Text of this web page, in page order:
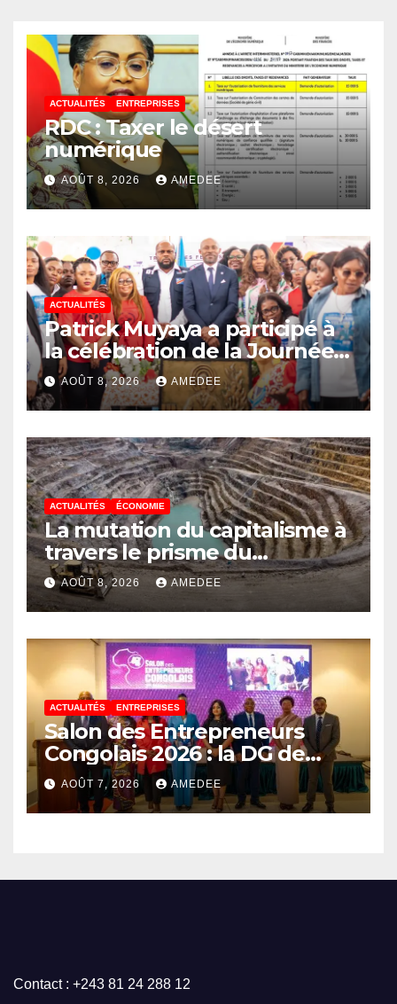
ACTUALITÉS ENTREPRISES
RDC : Taxer le désert
numérique
AOÛT 8, 2026 AMEDEE
ACTUALITÉS
Patrick Muyaya a participé à
la célébration de la Journée
nationale de la Presse
congolaise organisée par la
Tribune des Femmes de
Médias et l’Union Nationale
des Caméramans du Congo
AOÛT 8, 2026 AMEDEE
ACTUALITÉS ÉCONOMIE
La mutation du capitalisme à
travers le prisme du
Continuisme : de l’économie
de l’extraction à l’économie
de la continuité
AOÛT 8, 2026 AMEDEE
ACTUALITÉS ENTREPRISES
Salon des Entrepreneurs
Congolais 2026 : la DG de
l’ANAPI Rachel PUNGU
mobilise les investisseurs
autour de l’ambition d’une
AOÛT 7, 2026 AMEDEE
Contact : +243 81 24 288 12